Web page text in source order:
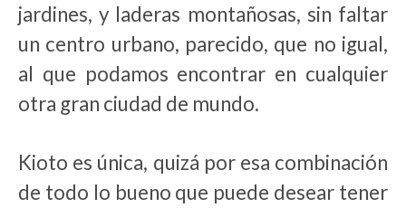
jardines, y laderas montañosas, sin faltar
un centro urbano, parecido, que no igual,
al que podamos encontrar en cualquier
otra gran ciudad de mundo.
Kioto es única, quizá por esa combinación
de todo lo bueno que puede desear tener